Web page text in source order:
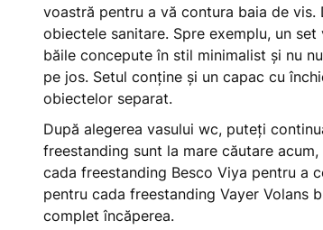
voastră pentru a vă contura baia de
obiectele sanitare. Spre exemplu, un
băile concepute în stil minimalist și nu
pe jos. Setul conține și un capac cu
obiectelor separat.
După alegerea vasului wc, puteți
freestanding sunt la mare căutare
cada freestanding Besco Viya pentru a
pentru cada freestanding Vayer Volans
complet încăperea.